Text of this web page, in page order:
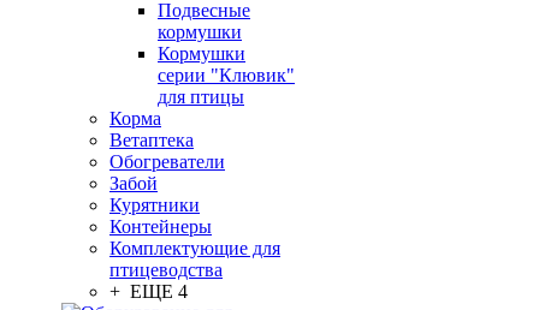
Подвесные
кормушки
Кормушки
серии "Клювик"
для птицы
Корма
Ветаптека
Обогреватели
Забой
Курятники
Контейнеры
Комплектующие для
птицеводства
+ ЕЩЕ 4